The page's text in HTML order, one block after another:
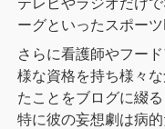
ーグといったスポー
さらに看護師やフー
様な資格を持ち様々
たことをブログに綴る
特に彼の妄想劇は病